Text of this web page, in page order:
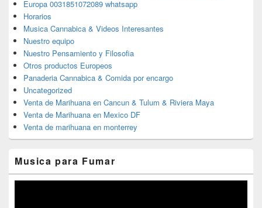
Europa 0031851072089 whatsapp
Horarios
Musica Cannabica & Videos Interesantes
Nuestro equipo
Nuestro Pensamiento y Filosofia
Otros productos Europeos
Panaderia Cannabica & Comida por encargo
Uncategorized
Venta de Marihuana en Cancun & Tulum & Riviera Maya
Venta de Marihuana en Mexico DF
Venta de marihuana en monterrey
Musica para Fumar